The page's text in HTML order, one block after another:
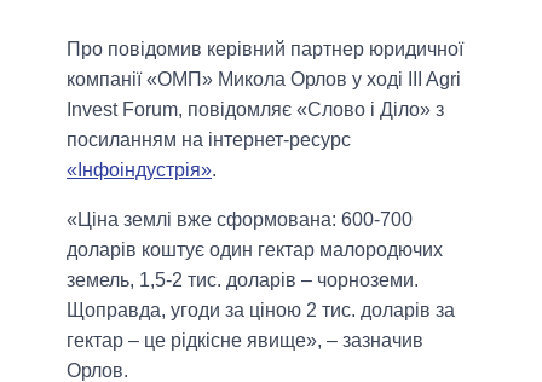
Про повідомив керівний партнер юридичної
компанії «ОМП» Микола Орлов у ході III Agri
Invest Forum, повідомляє «Слово і Діло» з
посиланням на інтернет-ресурс
«Інфоіндустрія».
«Ціна землі вже сформована: 600-700
доларів коштує один гектар малородючих
земель, 1,5-2 тис. доларів – чорноземи.
Щоправда, угоди за ціною 2 тис. доларів за
гектар – це рідкісне явище», – зазначив
Орлов.